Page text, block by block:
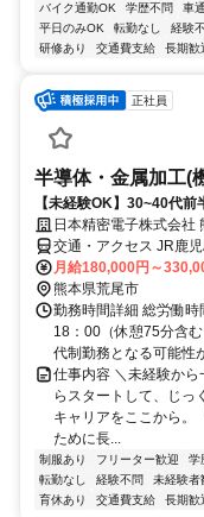
バイク通勤OK
学歴不問 車
平日のみOK
転勤なし 経験
研修あり
交通費支給 長期歓
正社員
半導体・金属加工(
【未経験OK】30~40代
日本精密電子株式会社
交通・アクセス JR鹿
月給180,000円～
熊本県荒尾市
勤務時間詳細 総労働
18：00（休憩75分含
代制勤務となる可能性
仕事内容 ＼未経験か
らスタートして、じっ
キャリアをここから。
ために長...
制服あり フリーター歓迎 学
転勤なし
経験不問 未経験者
育休あり
交通費支給 長期歓